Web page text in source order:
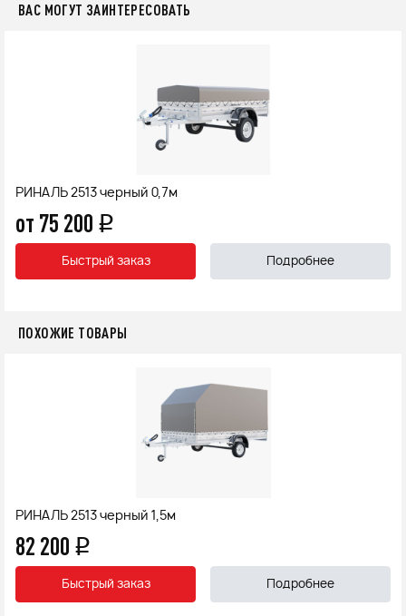
ВАС МОГУТ ЗАИНТЕРЕСОВАТЬ
РИНАЛЬ 2513 черный 0,7м
от 75 200 q
Быстрый заказ Подробнее
ПОХОЖИЕ ТОВАРЫ
РИНАЛЬ 2513 черный 1,5м
82 200 q
Быстрый заказ Подробнее